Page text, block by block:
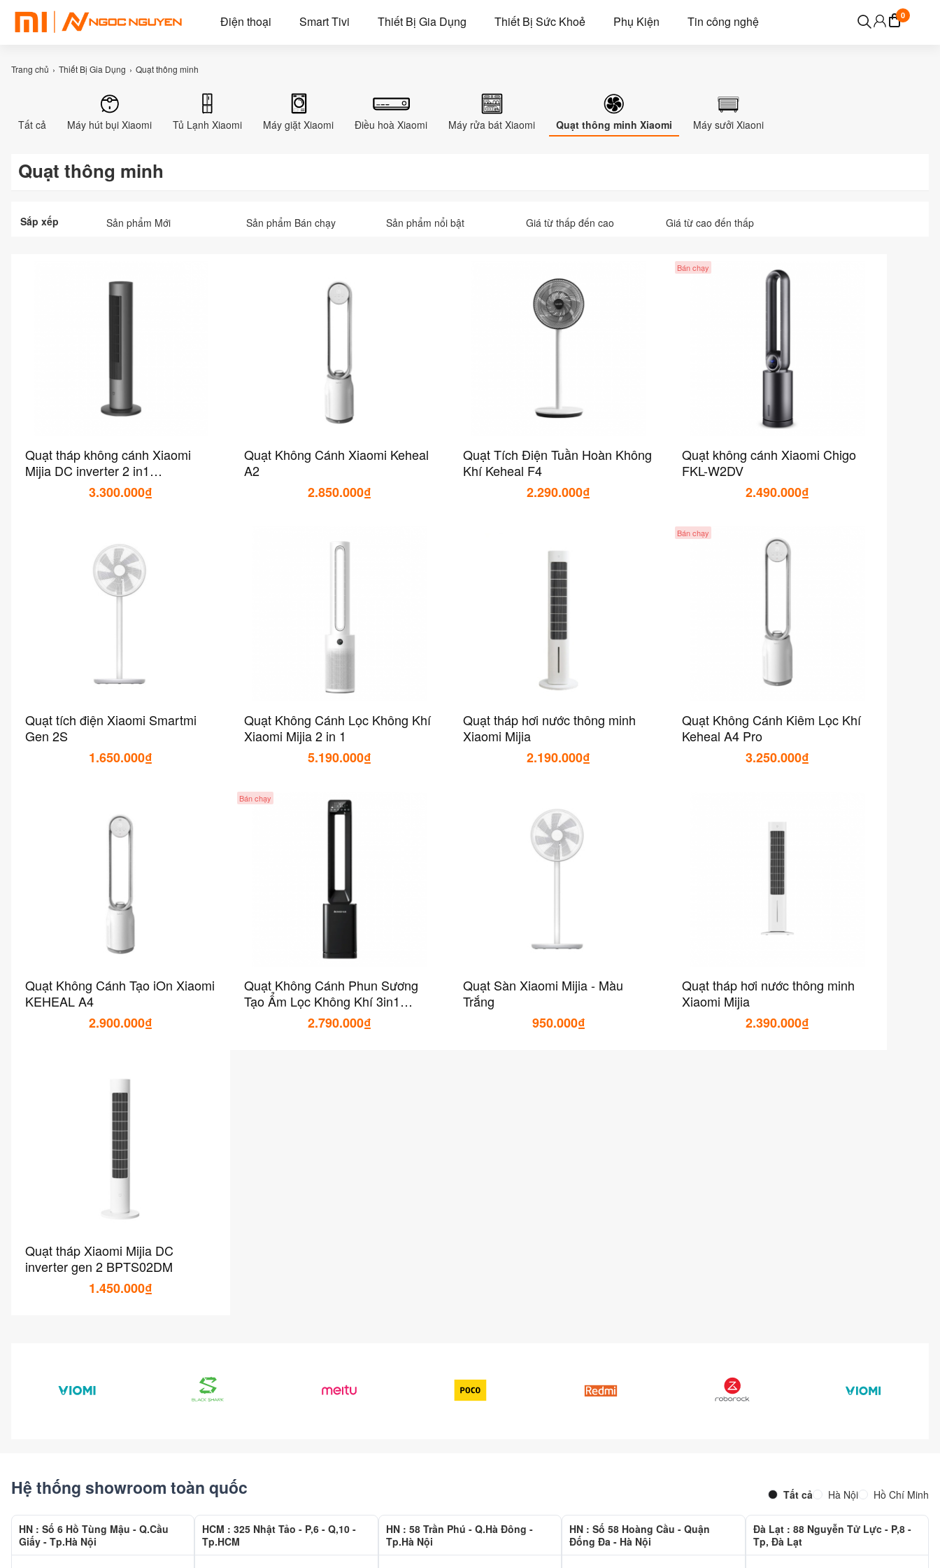
Điện thoại Smart Tivi Thiết Bị Gia Dụng Thiết Bị Sức Khoẻ Phụ Kiện Tin công nghệ 0
Trang chủ Thiết Bị Gia Dụng Quạt thông minh
Tất cả Máy hút bụi Xiaomi Tủ Lạnh Xiaomi Máy giặt Xiaomi Điều hoà Xiaomi Máy rửa bát Xiaomi Quạt thông minh Xiaomi Máy sưởi Xiaoni
Quạt thông minh
Sắp xếp Sản phẩm Mới Sản phẩm Bán chạy Sản phẩm nổi bật Giá từ thấp đến cao Giá từ cao đến thấp
Quạt tháp không cánh Xiaomi
Mijia DC inverter 2 in1
BPLNS01DM3.300.000₫
Quạt Không Cánh Xiaomi Keheal
A2
2.850.000₫
Quạt Tích Điện Tuần Hoàn Không
Khí Keheal F4
2.290.000₫
Bán chạy
Quạt không cánh Xiaomi Chigo
FKL-W2DV
2.490.000₫
Quạt tích điện Xiaomi Smartmi
Gen 2S
1.650.000₫
Quạt Không Cánh Lọc Không Khí
Xiaomi Mijia 2 in 1
5.190.000₫
Quạt tháp hơi nước thông minh
Xiaomi Mijia
2.190.000₫
Bán chạy
Quạt Không Cánh Kiêm Lọc Khí
Keheal A4 Pro
3.250.000₫
Quạt Không Cánh Tạo iOn Xiaomi
KEHEAL A4
2.900.000₫
Bán chạy
Quạt Không Cánh Phun Sương
Tạo Ẩm Lọc Không Khí 3in1
Chigo W4DV2.790.000₫
Quạt Sàn Xiaomi Mijia - Màu
Trắng
950.000₫
Quạt tháp hơi nước thông minh
Xiaomi Mijia
2.390.000₫
Quạt tháp Xiaomi Mijia DC
inverter gen 2 BPTS02DM
1.450.000₫
Hệ thống showroom toàn quốc Tất cả Hà Nội Hồ Chí Minh
HN : Số 6 Hồ Tùng Mậu - Q.Cầu
Giấy - Tp.Hà Nội
HCM : 325 Nhật Tảo - P,6 - Q,10 -
Tp.HCM
HN : 58 Trần Phú - Q.Hà Đông -
Tp.Hà Nội
HN : Số 58 Hoàng Cầu - Quận
Đống Đa - Hà Nội
Đà Lạt : 88 Nguyễn Tử Lực - P,8 -
Tp, Đà Lạt